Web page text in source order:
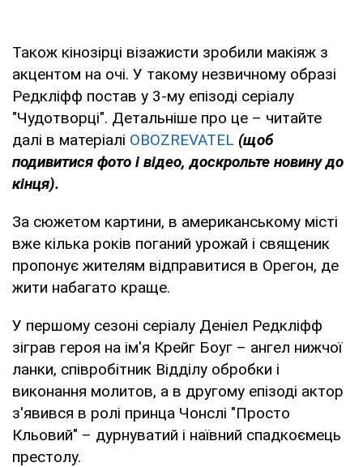
Також кінозірці візажисти зробили макіяж з
акцентом на очі. У такому незвичному образі
Редкліфф постав у 3-му епізоді серіалу
"Чудотворці". Детальніше про це – читайте
далі в матеріалі OBOZREVATEL (щоб
подивитися фото і відео, доскрольте новину до
кінця).
За сюжетом картини, в американському місті
вже кілька років поганий урожай і священик
пропонує жителям відправитися в Орегон, де
жити набагато краще.
У першому сезоні серіалу Деніел Редкліфф
зіграв героя на ім'я Крейг Боуг – ангел нижчої
ланки, співробітник Відділу обробки і
виконання молитов, а в другому епізоді актор
з'явився в ролі принца Чонслі "Просто
Кльовий" – дурнуватий і наївний спадкоємець
престолу.